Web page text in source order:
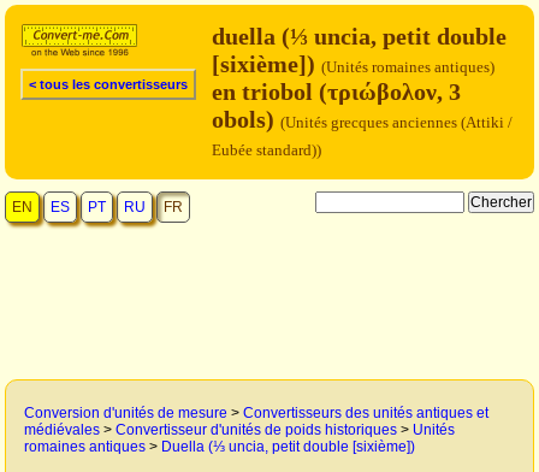
< tous les convertisseurs
duella (⅓ uncia, petit double
[sixième]) (Unités romaines antiques)
en triobol (τριώβολον, 3
obols) (Unités grecques anciennes (Attiki /
Eubée standard))
EN ES PT RU FR
Conversion d'unités de mesure > Convertisseurs des unités antiques et
médiévales > Convertisseur d'unités de poids historiques > Unités
romaines antiques > Duella (⅓ uncia, petit double [sixième])